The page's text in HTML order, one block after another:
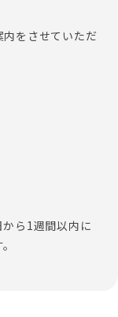
をさせていただ
ら1週間以内に